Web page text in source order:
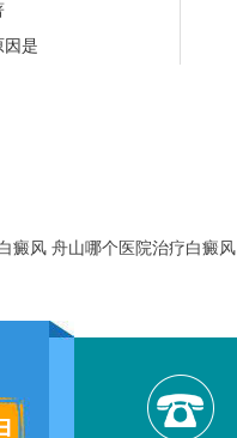
因是
癜风 舟山哪个医院治疗白癜风